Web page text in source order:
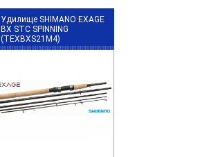
Удилище SHIMANO EXAGE
BX STC SPINNING
(TEXBXS21M4)